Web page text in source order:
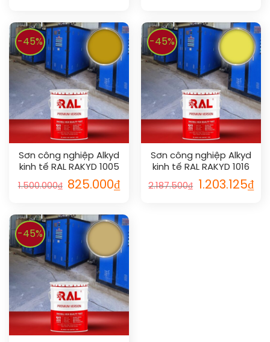
-45%
Sơn công nghiệp Alkyd
kinh tế RAL RAKYD 1005
1.500.000₫ 825.000₫
-45%
Sơn công nghiệp Alkyd
kinh tế RAL RAKYD 1016
2.187.500₫ 1.203.125₫
-45%